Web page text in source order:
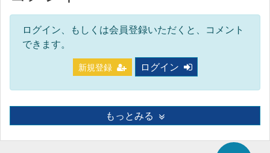
ログイン、もしくは会員登録いただくと、コメント
できます。
新規登録 ログイン
もっとみる